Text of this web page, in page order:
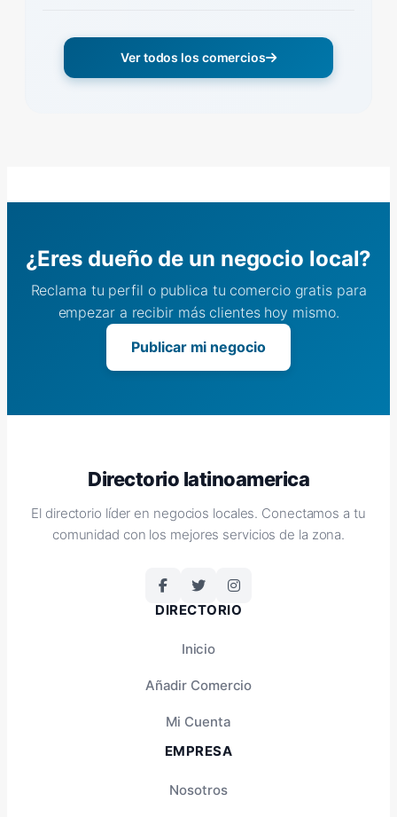
Ver todos los comercios
¿Eres dueño de un negocio local?
Reclama tu perfil o publica tu comercio gratis para
empezar a recibir más clientes hoy mismo.
Publicar mi negocio
Directorio latinoamerica
El directorio líder en negocios locales. Conectamos a tu
comunidad con los mejores servicios de la zona.
DIRECTORIO
Inicio
Añadir Comercio
Mi Cuenta
EMPRESA
Nosotros